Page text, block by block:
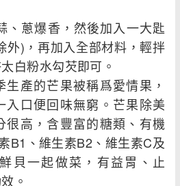
、蔥爆香，然後加入一大匙
外)，再加入全部材料，輕拌
白粉水勾芡即可。
產的芒果被稱爲愛情果，
入口便回味無窮。芒果除美
很高，含豐富的糖類、有機
B1、維生素B2、維生素C及
貝一起做菜，有益胃、止
。